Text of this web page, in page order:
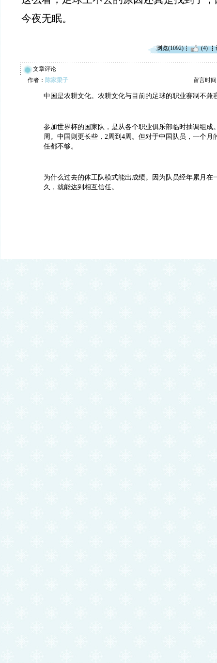
今夜无眠。
浏览(1092) (4)
文章评论
作者： 陈家梁子 留言时间
中国是农耕文化。农耕文化与目前的足球的职业赛制不兼
参加世界杯的国家队，是从各个职业俱乐部临时抽调组成
周。中国则更长些，2周到4周。但对于中国队员，一个月
任都不够。
为什么过去的体工队模式能出成绩。因为队员经年累月在
久，就能达到相互信任。